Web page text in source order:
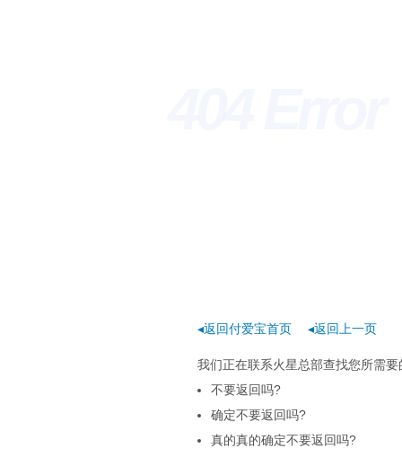
◂返回付爱宝首页 ◂返回上一页
我们正在联系火星总部查找您所需
不要返回吗?
确定不要返回吗?
真的真的确定不要返回吗?